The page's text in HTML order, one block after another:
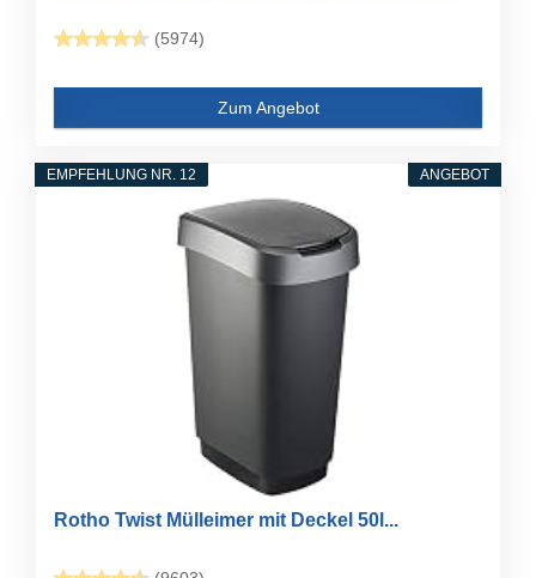
(5974)
Zum Angebot
ANGEBOT
EMPFEHLUNG NR. 12
Rotho Twist Mülleimer mit Deckel 50l...